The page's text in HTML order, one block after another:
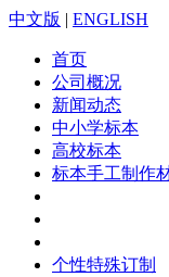
中文版 | ENGLISH
首页
公司概况
新闻动态
中小学标本
高校标本
标本手工制作
个性特殊订制